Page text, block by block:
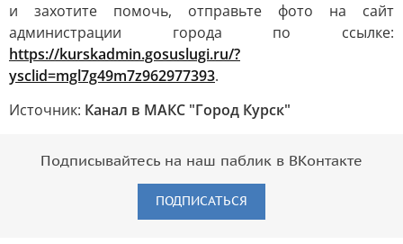
и захотите помочь, отправьте фото на сайт
администрации города по ссылке:
https://kurskadmin.gosuslugi.ru/?
ysclid=mgl7g49m7z962977393.
Источник: Канал в МАКС "Город Курск"
Подписывайтесь на наш паблик в ВКонтакте
ПОДПИСАТЬСЯ